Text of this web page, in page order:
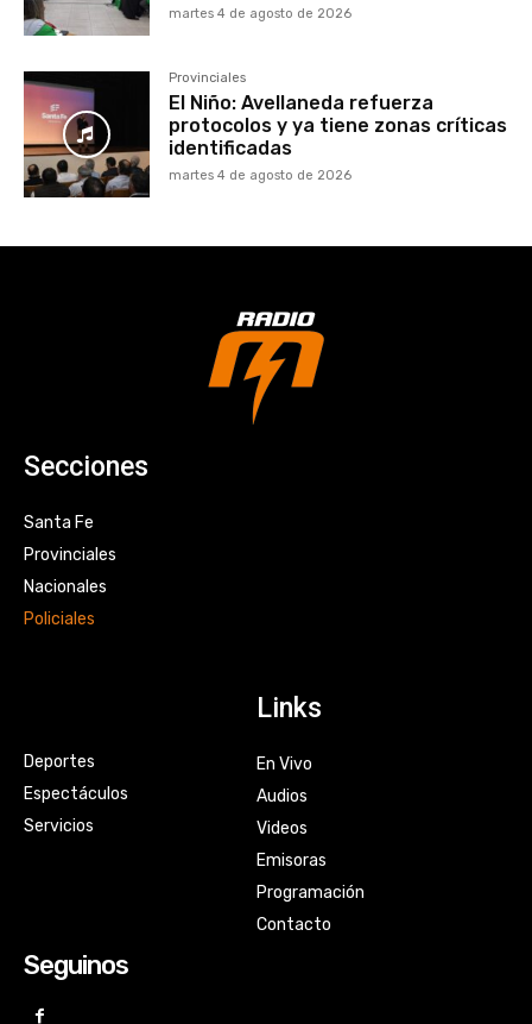
martes 4 de agosto de 2026
Provinciales
El Niño: Avellaneda refuerza
protocolos y ya tiene zonas críticas
identificadas
martes 4 de agosto de 2026
Secciones
Santa Fe
Provinciales
Nacionales
Policiales
Deportes
Espectáculos
Servicios
Links
En Vivo
Audios
Videos
Emisoras
Programación
Contacto
Seguinos